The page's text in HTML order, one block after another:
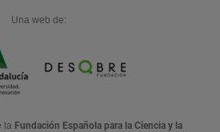
Una web de:
la Fundación Española para la Ciencia y la